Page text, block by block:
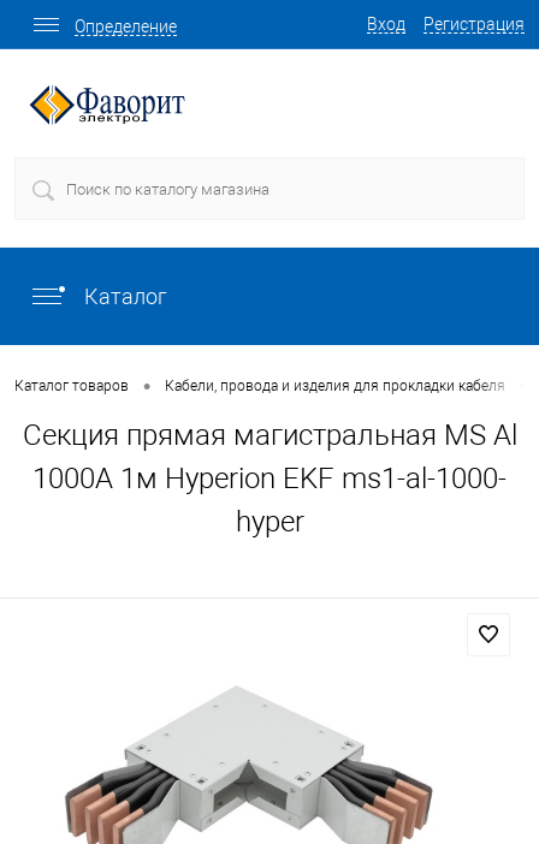
Вход Регистрация
Определение
Каталог
Каталог товаров • Кабели, провода и изделия для прокладки кабеля
Секция прямая магистральная MS Al
1000A 1м Hyperion EKF ms1-al-1000-
hyper